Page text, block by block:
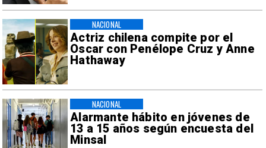
Actriz chilena compite por el
Oscar con Penélope Cruz y Anne
Hathaway
NACIONAL
Alarmante hábito en jóvenes de
13 a 15 años según encuesta del
Minsal
NACIONAL